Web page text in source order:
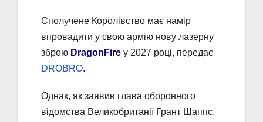
Сполучене Королівство має намір
впровадити у свою армію нову лазерну
зброю DragonFire у 2027 році, передає
DROBRO.
Однак, як заявив глава оборонного
відомства Великобританії Грант Шаппс,